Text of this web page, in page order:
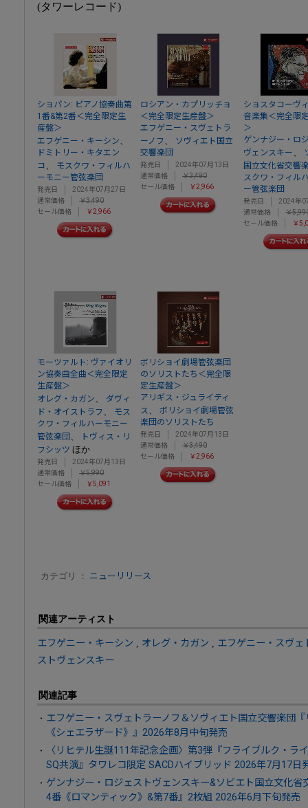
(タワーレコード)
ショパン: ピアノ協奏曲第
1番&第2番＜完全限定生
産盤＞
エフゲニー・キーシン
ドミトリー・キタエン
コ
モスクワ・フィルハ
ーモニー管弦楽団
発売日
2024年07月27日
通常価格
￥3,490
セール価格
￥2,966
ロシアン・カプリッチョ
＜完全限定生産盤＞
エフゲニー・スヴェトラ
ーノフ
ソヴィエト国立
交響楽団
発売日
2024年07月13日
通常価格
￥3,490
セール価格
￥2,966
ショスタコーヴ
音楽集＜完全限
＞
ゲンナジー・ロ
ヴェンスキー
国立文化省交響
スクワ・フィル
ー管弦楽団
発売日
2024年
通常価格
￥
セール価格
￥
モーツァルト: ヴァイオリ
ン協奏曲全曲＜完全限定
生産盤＞
オレグ・カガン、
ダヴィ
ド・オイストラフ 、
モス
クワ・フィルハーモニー
管弦楽団 、
トヴィス・リ
フシッツ ほか
発売日
2024年07月13日
通常価格
￥5,990
セール価格
￥5,091
ボリショイ劇場管弦楽団
のソリストたち＜完全限
定生産盤＞
アリギス・ジュライティ
ス、 ボリショイ劇場管弦
楽団のソリストたち
発売日
2024年07月13日
通常価格
￥3,490
セール価格
￥2,966
カテゴリ ： ニューリリース
関連アーティスト
エフゲニー・キーシン オレグ・カガン
エフゲニー・スヴェ
ストヴェンスキー
関連記事
エフゲニー・スヴェトラーノフ＆ソヴィエト国立交響楽団
《シェエラザード》』2026年8月中旬発売
〈リヒテル生誕111年記念企画〉第3弾『フライブルク・ラ
SQ共演』タワレコ限定 SACDハイブリッド 2026年7月17日
ゲンナジー・ロジェストヴェンスキー&ソビエト国立文化省
4番《ロマンティック》&第7番』2枚組 2026年6月下旬発売